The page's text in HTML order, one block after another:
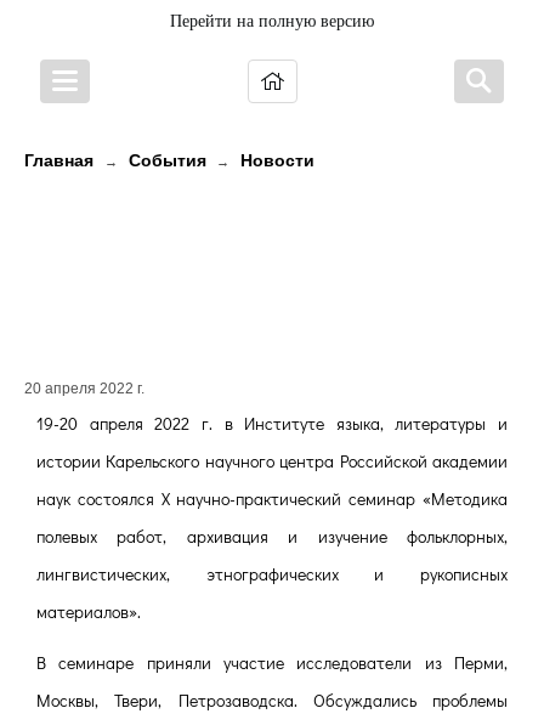
Перейти на полную версию
Главная → События → Новости
20 апреля 2022 г.
19-20 апреля 2022 г. в Институте языка, литературы и
истории Карельского научного центра Российской академии
наук состоялся X научно-практический семинар «Методика
полевых работ, архивация и изучение фольклорных,
лингвистических, этнографических и рукописных
материалов».
В семинаре приняли участие исследователи из Перми,
Москвы, Твери, Петрозаводска. Обсуждались проблемы